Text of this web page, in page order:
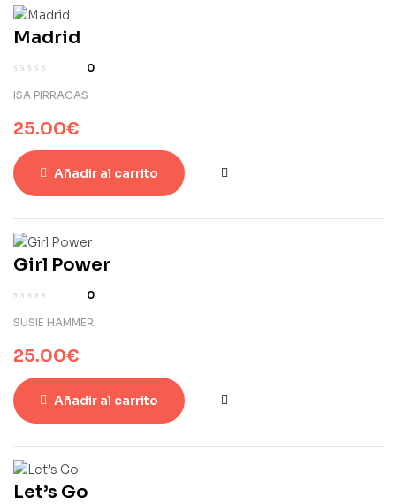
Madrid
0
ISA PIRRACAS
25.00€
Añadir al carrito
Girl Power
0
SUSIE HAMMER
25.00€
Añadir al carrito
Let’s Go